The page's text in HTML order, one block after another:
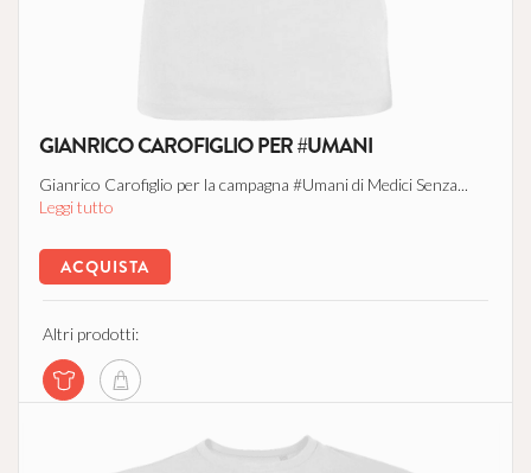
GIANRICO CAROFIGLIO PER #UMANI
Gianrico Carofiglio per la campagna #Umani di Medici Senza...
Leggi tutto
ACQUISTA
Altri prodotti: